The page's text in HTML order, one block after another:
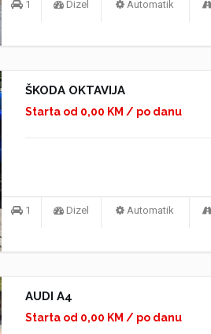
1 Dizel Automatik
ŠKODA OKTAVIJA
Starta od 0,00 KM / po danu
1 Dizel Automatik
AUDI A4
Starta od 0,00 KM / po danu